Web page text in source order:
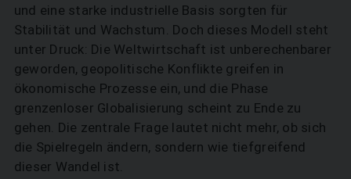
und eine starke industrielle Basis sorgten für
Stabilität und Wachstum. Doch dieses Modell steht
unter Druck: Die Weltwirtschaft ist unberechenbarer
geworden, geopolitische Konflikte greifen in
ökonomische Prozesse ein, und die Phase
grenzenloser Globalisierung scheint zu Ende zu
gehen. Die zentrale Frage lautet nicht mehr, ob sich
die Spielregeln ändern, sondern wie tiefgreifend
dieser Wandel ist.